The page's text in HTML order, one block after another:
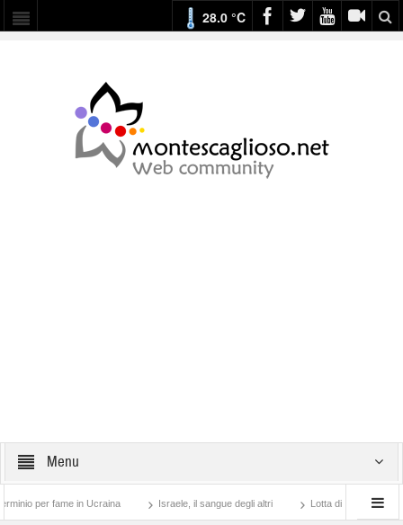
28.0 °C
Menu
fame in Ucraina Israele, il sangue degli altri Lotta di classe… tra preti e